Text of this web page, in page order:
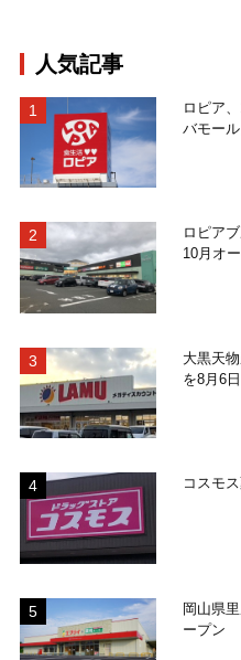
人気記事
ロピア
バモー
ロピア
10月オ
大黒天
を8月6
コスモ
岡山県
ープン